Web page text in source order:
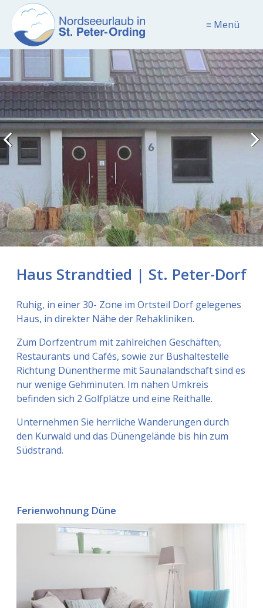
≡ Menü
Haus Strandtied | St. Peter-Dorf
Ruhig, in einer 30- Zone im Ortsteil Dorf gelegenes
Haus, in direkter Nähe der Rehakliniken.
Zum Dorfzentrum mit zahlreichen Geschäften,
Restaurants und Cafés, sowie zur Bushaltestelle
Richtung Dünentherme mit Saunalandschaft sind es
nur wenige Gehminuten. Im nahen Umkreis
befinden sich 2 Golfplätze und eine Reithalle.
Unternehmen Sie herrliche Wanderungen durch
den Kurwald und das Dünengelände bis hin zum
Südstrand.
Ferienwohnung Düne